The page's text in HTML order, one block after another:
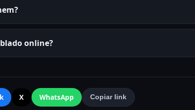
online?
X WhatsApp Copiar link